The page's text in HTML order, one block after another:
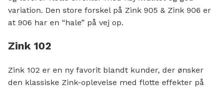
variation. Den store forskel på Zink 905 & Zink 906 er
at 906 har en “hale” på vej op.
Zink 102
Zink 102 er en ny favorit blandt kunder, der ønsker
den klassiske Zink-oplevelse med flotte effekter på